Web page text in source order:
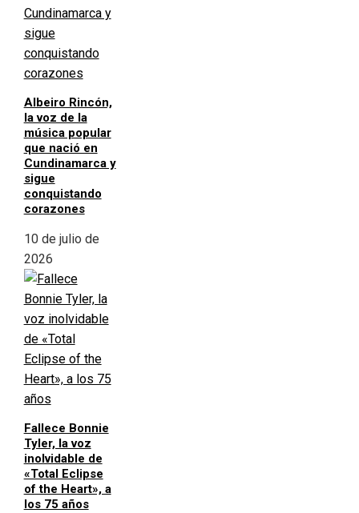
Albeiro Rincón,
la voz de la
música popular
que nació en
Cundinamarca y
sigue
conquistando
corazones
10 de julio de
2026
Fallece Bonnie
Tyler, la voz
inolvidable de
«Total Eclipse
of the Heart», a
los 75 años